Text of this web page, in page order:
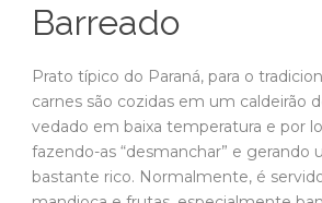
Barreado
Prato típico do Paraná, para o
carnes são cozidas em um caldeirão
vedado em baixa temperatura e por
fazendo-as “desmanchar” e gerando
bastante rico. Normalmente, é